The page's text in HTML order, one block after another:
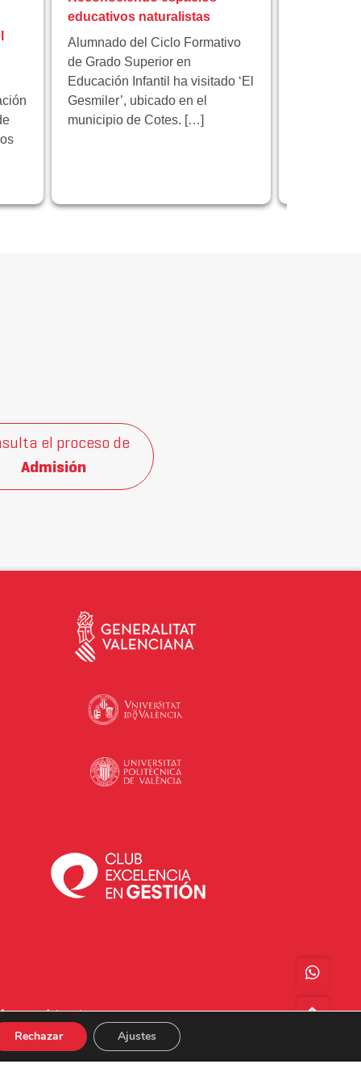
educativos naturalistas
Alumnado del Ciclo Formativo
de Grado Superior en
Educación Infantil ha visitado ‘El
Gesmiler’, ubicado en el
municipio de Cotes. […]
el proceso de
Admisión
Acceso a Intranet
Rechazar Ajustes